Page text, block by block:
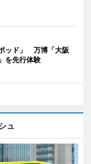
ッド」 万博「大阪
を先行体験
ュ